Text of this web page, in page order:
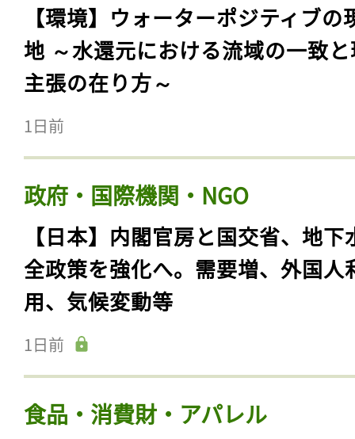
【環境】ウォーターポジティブの
地 ～水還元における流域の一致
主張の在り方～
1日前
政府・国際機関・NGO
【日本】内閣官房と国交省、地下
全政策を強化へ。需要増、外国人
用、気候変動等
1日前
食品・消費財・アパレル